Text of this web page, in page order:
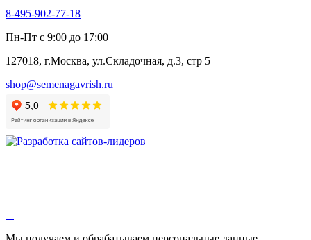
Алтей
Бессмертник
Валериана
Валерианелла
Гибискус лекарственный
Девясил
Душица
Змееголовник
8-495-902-77-18
Пн-Пт с 9:00 до 17:00
127018, г.Москва, ул.Складочная, д.3, стр 5
shop@semenagavrish.ru